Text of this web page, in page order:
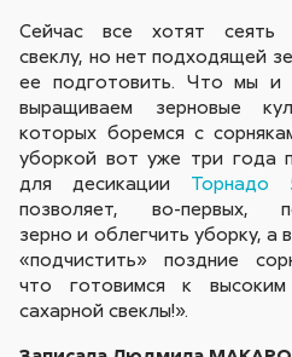
Сейчас все хотят сеять
свеклу, но нет подходящей
ее подготовить. Что мы и
выращиваем зерновые
которых боремся с
уборкой вот уже три года
для десикации Торнадо
позволяет, во-первых,
зерно и облегчить уборку, а
«подчистить» поздние
что готовимся к
сахарной свеклы!».